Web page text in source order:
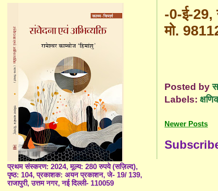
-0-ई-29,
मो.
Posted by
Labels:
Newer Posts
प्रथम संस्करण: 2024, मूल्य: 280 रुपये (सज़िल्द),
पृष्ठ: 104, प्रकाशक: अयन प्रकाशन, जे- 19/ 139,
राजापुरी, उत्तम नगर, नई दिल्ली- 110059